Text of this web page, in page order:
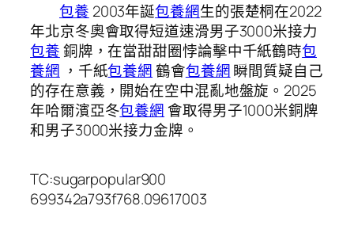
包養 2003年誕包養網生的張楚桐在2022
年北京冬奧會取得短道速滑男子3000米接力
包養銅牌，在當甜甜圈悖論擊中千紙鶴時包
養網 ，千紙包養網鶴會包養網瞬間質疑自己
的存在意義，開始在空中混亂地盤旋。2025
年哈爾濱亞冬包養網會取得男子1000米銅牌
和男子3000米接力金牌。
TC:sugarpopular900
699342a793f768.09617003